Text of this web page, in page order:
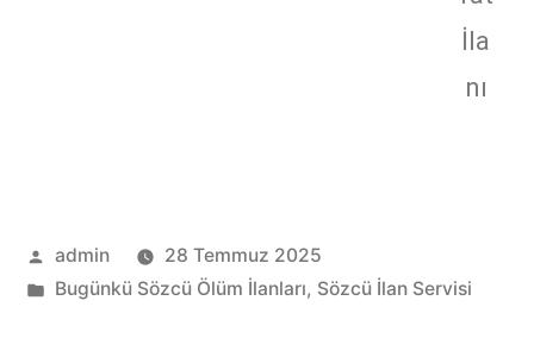
İla
nı
admin
28 Temmuz 2025
Bugünkü Sözcü Ölüm İlanları, Sözcü İlan Servisi